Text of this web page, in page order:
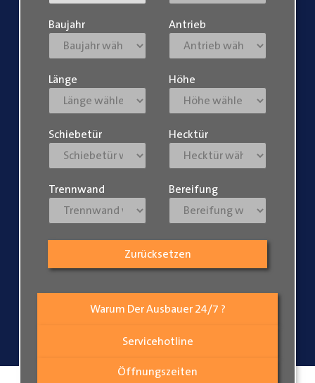
Warum Der Ausbauer 24/7 ?
Servicehotline
Öffnungszeiten
Baujahr Antrieb
Länge Höhe
Schiebetür Hecktür
Trennwand Bereifung
Zurücksetzen